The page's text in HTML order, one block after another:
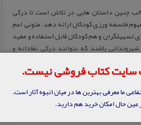
چنین داستان هایی در تلاش است تا درکی
فلسفه ورزی کودکان ارائه دهد. متونی اعم
تسهیلگران و هم کودکان قابل استفاده و مفید
باشند که بتوانند درکی نقادانه و
های عمیق پدیده های اجتماعی و فرهنگی
سایت کتاب فروشی نیست.
ما معرفی بهترین ها در میان انبوه آثار است.
عین حال امکان خرید هم دارید.